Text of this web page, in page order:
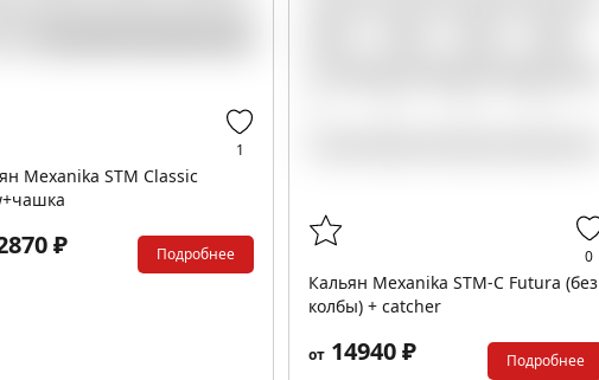
1
Mexanika STM Classic
₽ Подробнее 0
Кальян Mexanika STM-C Futura (без
колбы) + catcher
от 14940 ₽ Подробнее